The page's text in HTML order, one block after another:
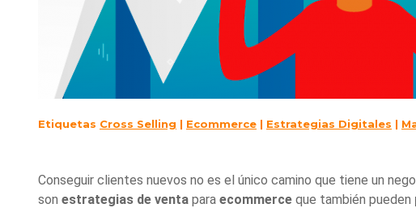
Etiquetas Cross Selling | Ecommerce | Estrategias Digitales |
Conseguir clientes nuevos no es el único camino que tiene un
son estrategias de venta para ecommerce que también pueden